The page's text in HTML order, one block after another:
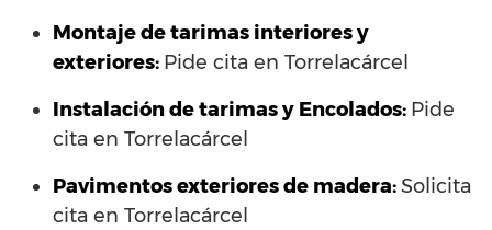
Montaje de tarimas interiores y
exteriores: Pide cita en Torrelacárcel
Instalación de tarimas y Encolados: Pide
cita en Torrelacárcel
Pavimentos exteriores de madera:Solicita
cita en Torrelacárcel